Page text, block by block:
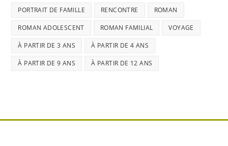
PORTRAIT DE FAMILLE RENCONTRE ROMAN
ROMAN ADOLESCENT ROMAN FAMILIAL VOYAGE
À PARTIR DE 3 ANS À PARTIR DE 4 ANS
À PARTIR DE 9 ANS À PARTIR DE 12 ANS